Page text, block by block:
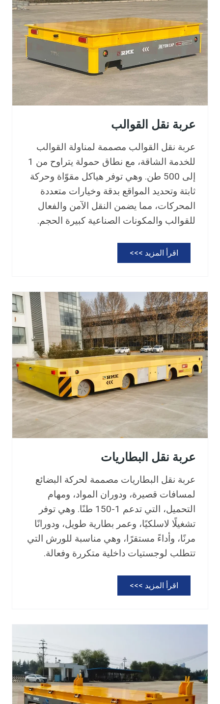
ك
ه
ر
ب
ا
ئ
ي
عربة نقل القوالب
عربة نقل القوالب مصممة لمناولة القوالب
للخدمة الشاقة، مع نطاق حمولة يتراوح من 1
إلى 500 طن. وهي توفر هياكل مقوّاة وحركة
ثابتة وتحديد المواقع بدقة وخيارات متعددة
المحركات، مما يضمن النقل الآمن والفعال
للقوالب والمكونات الصناعية كبيرة الحجم.
اقرأ المزيد >>>
ر
ق
ل
ا
ل
ق
و
ا
عربة نقل البطاريات
عربة نقل البطاريات مصممة لحركة البضائع
لمسافات قصيرة، ودوران المواد، ومهام
التحميل، التي تدعم 1-150 طنًا. وهي توفر
تشغيلًا لاسلكيًا، وعمر بطارية طويل، ودورانًا
مرنًا، وأداءً مستقرًا، وهي مناسبة للورش التي
تتطلب لوجستيات داخلية متكررة وفعالة.
اقرأ المزيد >>>
ر
ل
ا
ل